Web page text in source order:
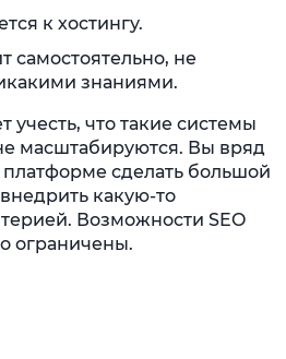
к хостингу.
самостоятельно, не
знаниями.
учесть, что такие системы
масштабируются. Вы вряд
сделать большой
какую-то
Возможности SEO
ограничены.